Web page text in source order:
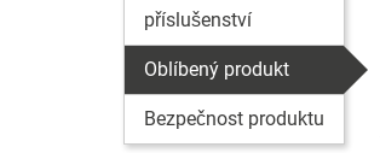
příslušenství
Oblíbený produkt
Bezpečnost produktu